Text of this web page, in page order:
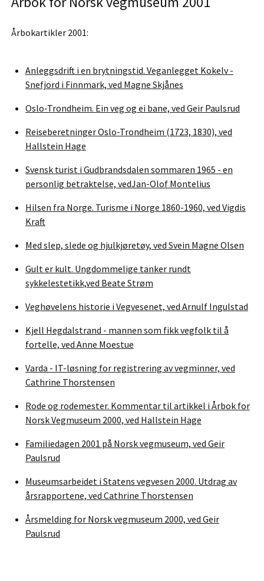
Årbokartikler 2001:
Anleggsdrift i en brytningstid. Veganlegget Kokelv -
Snefjord i Finnmark, ved Magne Skjånes
Oslo-Trondheim. Ein veg og ei bane, ved Geir Paulsrud
Reiseberetninger Oslo-Trondheim (1723, 1830), ved
Hallstein Hage
Svensk turist i Gudbrandsdalen sommaren 1965 - en
personlig betraktelse, vedJan-Olof Montelius
Hilsen fra Norge. Turisme i Norge 1860-1960, ved Vigdis
Kraft
Med slep, slede og hjulkjøretøy, ved Svein Magne Olsen
Gult er kult. Ungdommelige tanker rundt
sykkelestetikk,ved Beate Strøm
Veghøvelens historie i Vegvesenet, ved Arnulf Ingulstad
Kjell Hegdalstrand - mannen som fikk vegfolk til å
fortelle, ved Anne Moestue
Varda - IT-løsning for registrering av vegminner, ved
Cathrine Thorstensen
Rode og rodemester. Kommentar til artikkel i Årbok for
Norsk Vegmuseum 2000, ved Hallstein Hage
Familiedagen 2001 på Norsk vegmuseum, ved Geir
Paulsrud
Museumsarbeidet i Statens vegvesen 2000. Utdrag av
årsrapportene, ved Cathrine Thorstensen
Årsmelding for Norsk vegmuseum 2000, ved Geir
Paulsrud